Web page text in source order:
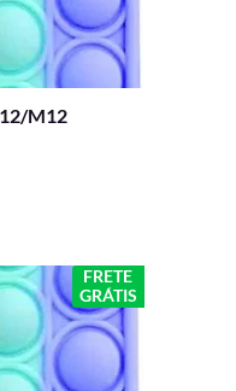
M12
FRETE
GRÁTIS